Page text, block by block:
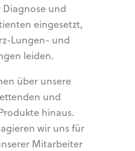
und
eingesetzt,
Lungen- und
leiden.
über unsere
und
hinaus.
wir uns für
Mitarbeiter